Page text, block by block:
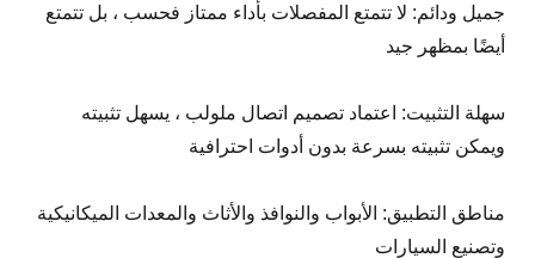
جميل ودائم: لا تتمتع المفصلات بأداء ممتاز فحسب ، بل تتمتع
أيضًا بمظهر جيد
سهلة التثبيت: اعتماد تصميم اتصال ملولب ، يسهل تثبيته
ويمكن تثبيته بسرعة بدون أدوات احترافية
مناطق التطبيق: الأبواب والنوافذ والأثاث والمعدات الميكانيكية
وتصنيع السيارات